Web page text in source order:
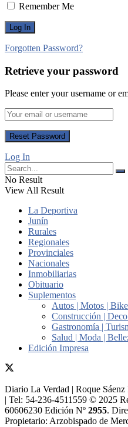
Remember Me
Forgotten Password?
Retrieve your password
Please enter your username or
Log In
No Result
View All Result
La Deportiva
Junín
Rurales
Regionales
Provinciales
Nacionales
Inmobiliarias
Obituario
Suplementos
Autos | Motos |
Construcción |
Gastronomía |
Salud | Moda |
Edición Impresa
Diario La Verdad | Roque
| Tel: 54-236-4511559 © 2025
60606230 Edición Nº 2955.
Propietario:​ Arzobispado de